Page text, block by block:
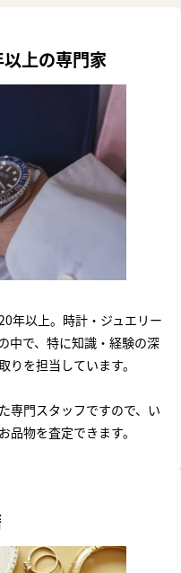
上の専門家
年以上。時計・ジュエリー
中で、特に知識・経験の深
を担当しています。
専門スタッフですので、い
物を査定できます。